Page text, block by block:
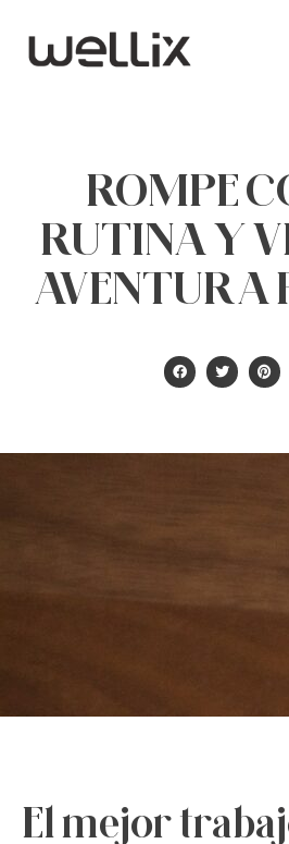
ROMPE
RUTINA Y
AVENTURA
El mejor